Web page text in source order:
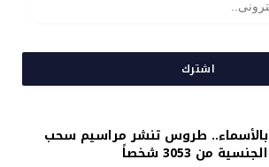
اشترك
بالأسماء.. طروس تنشر مراسيم سحب
الجنسية من 3053 شخصاً